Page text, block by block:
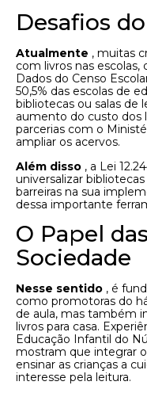
Desafios
Atualmente , muitas
com livros nas escolas,
Dados do Censo
50,5% das escolas de
bibliotecas ou salas de
aumento do custo dos
parcerias com o
ampliar os acervos.
Além disso , a Lei
universalizar
barreiras na sua
dessa importante
O Papel
Sociedade
Nesse sentido , é
como promotoras do
de aula, mas também
livros para casa.
Educação Infantil do
mostram que integrar
ensinar as crianças a
interesse pela leitura.